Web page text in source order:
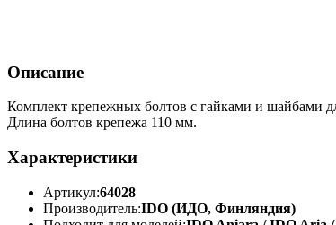
Описание
Комплект крепежных болтов с гайками и шайбами
Длина болтов крепежа 110 мм.
Характеристики
Артикул:64028
Производитель:IDO (ИДО, Финляндия)